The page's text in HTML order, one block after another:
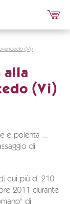
(Vi)
alla
(Vi)
e polenta ...
di
cui più di 210
2011 durante
di